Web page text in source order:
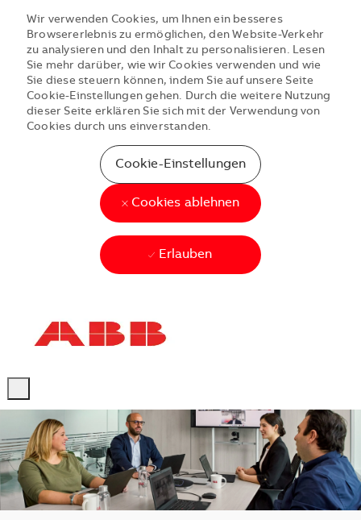
Wir verwenden Cookies, um Ihnen ein besseres
Browsererlebnis zu ermöglichen, den Website-Verkehr
zu analysieren und den Inhalt zu personalisieren. Lesen
Sie mehr darüber, wie wir Cookies verwenden und wie
Sie diese steuern können, indem Sie auf unsere Seite
Cookie-Einstellungen gehen. Durch die weitere Nutzung
dieser Seite erklären Sie sich mit der Verwendung von
Cookies durch uns einverstanden.
Cookie-Einstellungen
Cookies ablehnen
Erlauben